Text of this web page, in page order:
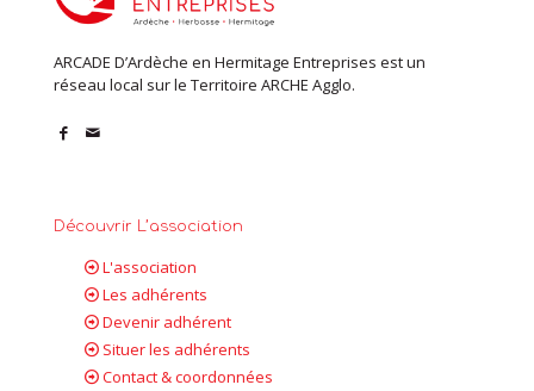
ARCADE D’Ardèche en Hermitage Entreprises est un
réseau local sur le Territoire ARCHE Agglo.
Découvrir L’association
L'association
Les adhérents
Devenir adhérent
Situer les adhérents
Contact & coordonnées